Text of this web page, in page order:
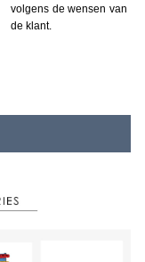
volgens de wensen van
de klant.